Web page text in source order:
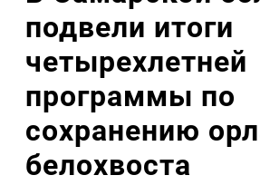
подвели итоги
четырехлетней
программы по
сохранению
белохвоста